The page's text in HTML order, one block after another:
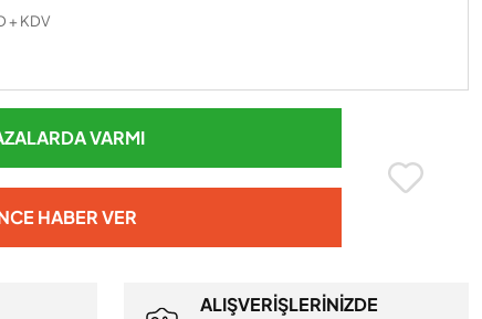
+ KDV
VARMI
HABER VER
ALIŞVERİŞLERİNİZDE